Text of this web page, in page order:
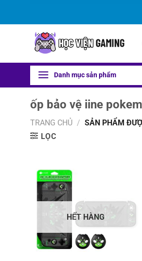
Danh mục sản phẩm
ốp bảo vệ iine
TRANG CHỦ / SẢN PHẨM
LỌC
HẾT HÀNG